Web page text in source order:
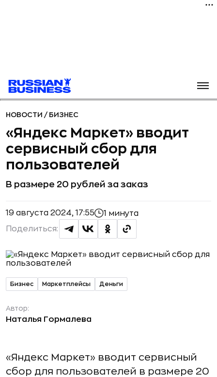
НОВОСТИ / БИЗНЕС
«Яндекс Маркет» вводит
сервисный сбор для
пользователей
В размере 20 рублей за заказ
19 августа 2024, 17:55 1 минута
Поделиться:
Бизнес Маркетплейсы Деньги
Автор:
Наталья Гормалева
«Яндекс Маркет» вводит сервисный
сбор для пользователей в размере 20